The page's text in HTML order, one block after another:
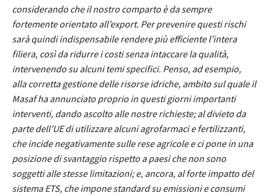
considerando che il nostro comparto è da sempre
fortemente orientato all’export. Per prevenire questi rischi
sarà quindi indispensabile rendere più efficiente l’intera
filiera, così da ridurre i costi senza intaccare la qualità,
intervenendo su alcuni temi specifici. Penso, ad esempio,
alla corretta gestione delle risorse idriche, ambito sul quale il
Masaf ha annunciato proprio in questi giorni importanti
interventi, dando ascolto alle nostre richieste; al divieto da
parte dell’UE di utilizzare alcuni agrofarmaci e fertilizzanti,
che incide negativamente sulle rese agricole e ci pone in una
posizione di svantaggio rispetto a paesi che non sono
soggetti alle stesse limitazioni; e, ancora, al forte impatto del
sistema ETS, che impone standard su emissioni e consumi